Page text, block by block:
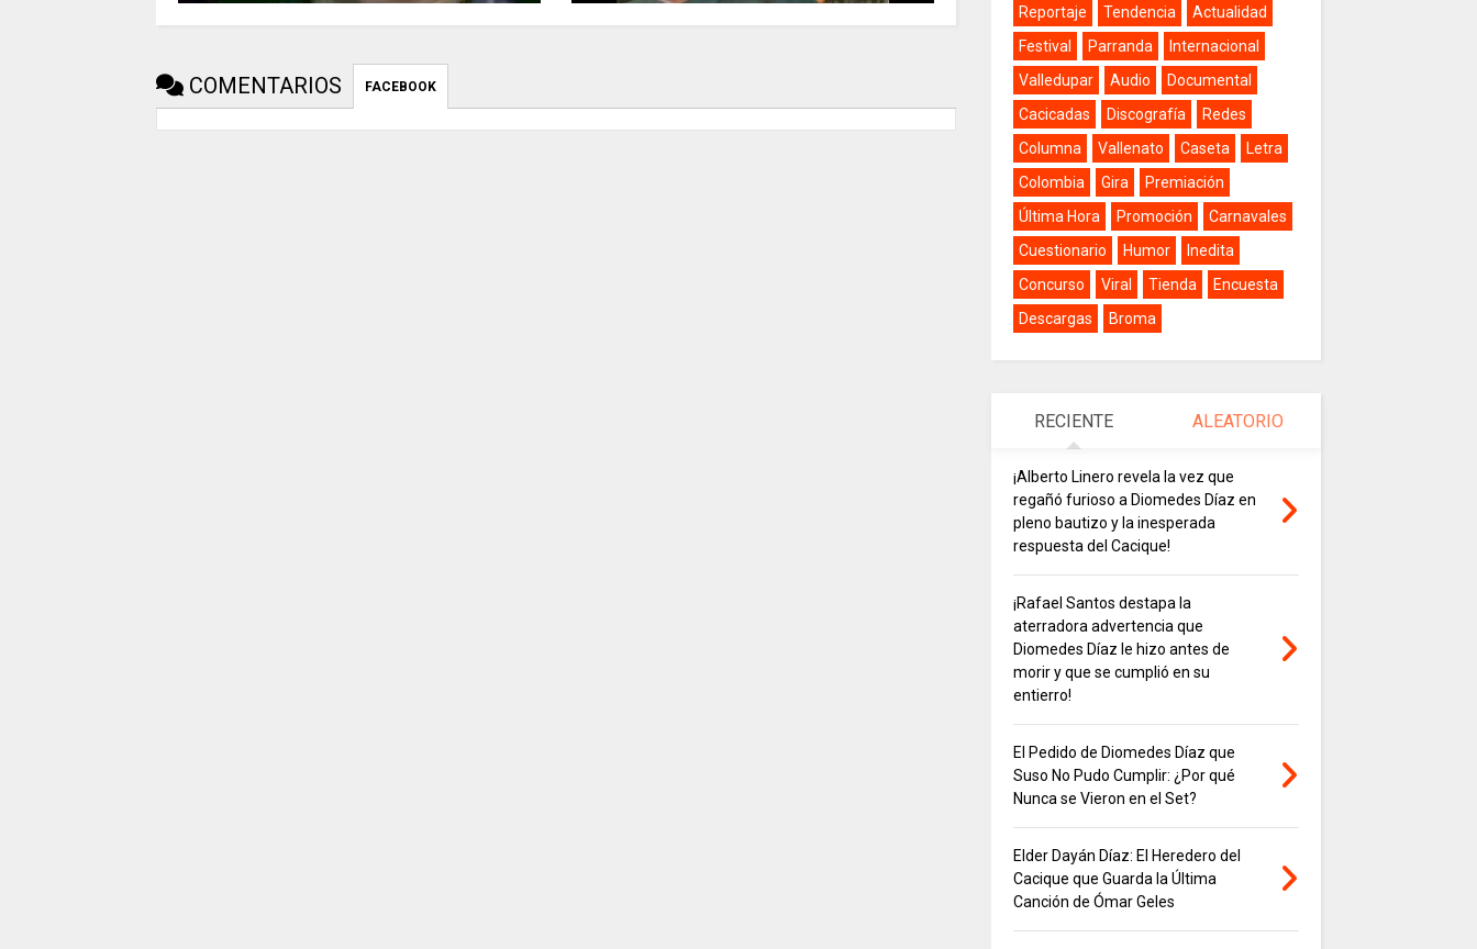
COMENTARIOS FACEBOOK
Reportaje
Tendencia
Actualidad
Festival
Parranda
Internacional
Valledupar
Audio
Documental
Cacicadas
Discografía
Redes
Columna
Vallenato Caseta
Letra
Colombia
Gira
Premiación
Última Hora
Promoción
Carnavales
Cuestionario
Humor
Inedita
Concurso
Viral Tienda
Encuesta
Descargas
Broma
RECIENTE ALEATORIO
¡Alberto Linero revela la vez que
regañó furioso a Diomedes Díaz en
pleno bautizo y la inesperada
respuesta del Cacique!
¡Rafael Santos destapa la
aterradora advertencia que
Diomedes Díaz le hizo antes de
morir y que se cumplió en su
entierro!
El Pedido de Diomedes Díaz que
Suso No Pudo Cumplir: ¿Por qué
Nunca se Vieron en el Set?
Elder Dayán Díaz: El Heredero del
Cacique que Guarda la Última
Canción de Ómar Geles